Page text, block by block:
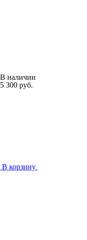
В наличии
5 300 руб.
В корзину